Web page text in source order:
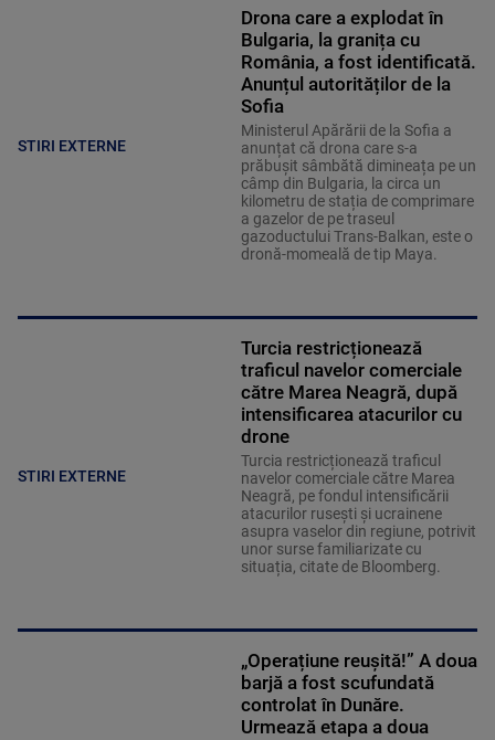
STIRI EXTERNE
Drona care a explodat în
Bulgaria, la granița cu
România, a fost identificată.
Anunțul autorităților de la
Sofia
Ministerul Apărării de la Sofia a
anunțat că drona care s-a
prăbușit sâmbătă dimineața pe un
câmp din Bulgaria, la circa un
kilometru de stația de comprimare
a gazelor de pe traseul
gazoductului Trans-Balkan, este o
dronă-momeală de tip Maya.
STIRI EXTERNE
Turcia restricționează
traficul navelor comerciale
către Marea Neagră, după
intensificarea atacurilor cu
drone
Turcia restricționează traficul
navelor comerciale către Marea
Neagră, pe fondul intensificării
atacurilor rusești și ucrainene
asupra vaselor din regiune, potrivit
unor surse familiarizate cu
situația, citate de Bloomberg.
„Operațiune reușită!” A doua
barjă a fost scufundată
controlat în Dunăre.
Urmează etapa a doua